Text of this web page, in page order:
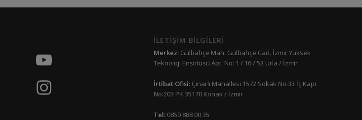
İLETİŞİM BİLGİLERİ
Merkez: Gülbahçe Mah. Gülbahçe Cad. İzmir Yüksek
Teknoloji Enstitüsü Apt. No: 1 / 16 / 53 Urla / İzmir
İrtibat Ofisi: Çınarlı Mahallesi 1572 Sokak No:33 İç Kapı
No:203 PK.35170 Konak / İzmir
Tel: 0850 888 00 35